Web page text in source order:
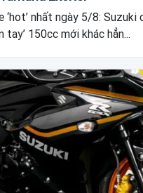
‘hot’ nhất ngày 5/8: Suzuki
tay’ 150cc mới khác hẳn...